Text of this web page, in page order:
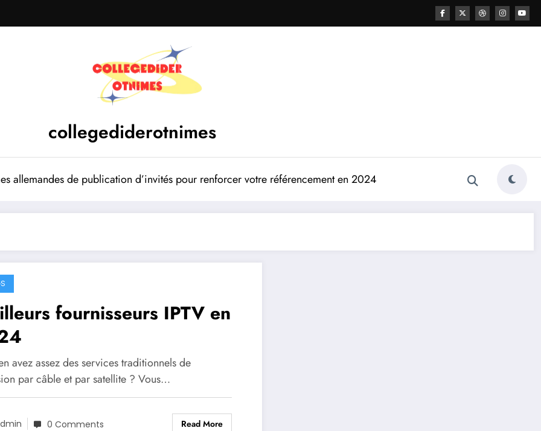
collegediderotnimes
allemandes de publication d’invités pour renforcer votre référencement en 2024
fournisseurs IPTV en
avez assez des services traditionnels de
par câble et par satellite ? Vous…
0 Comments Read More